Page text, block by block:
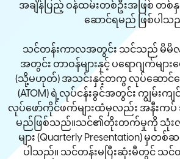
အချိန်ပြည့် ဝန်ထမ်းတစ်ဦးအဖြစ် တစ်
ဆောင်ရမည် ဖြစ်ပါသ
သင်တန်းကာလအတွင်း သင်သည် မိမိ
အတွင်း တာဝန်များနှင့် ပရောဂျက်များ
(သို့မဟုတ်) အသင်းနှင့်တကွ လုပ်ဆောင်
(ATOM) ရဲ့လုပ်ငန်းခွင်အတွင်း ကျွမ်းက
လုပ်ဖော်ကိုင်ဖက်များထံမှလည်း အနီးက
မည်ဖြစ်သည်။သင်၏တိုးတက်မှုကို သုံးလ
များ (Quarterly Presentation) မှတ
ပါသည်။ သင်တန်းမပြီးဆုံးမီတွင် သင်တ